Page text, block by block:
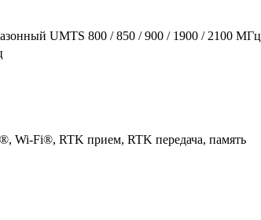
UMTS 800 / 850 / 900 / 1900 / 2100 MГц
Wi-Fi®, RTK прием, RTK передача, память